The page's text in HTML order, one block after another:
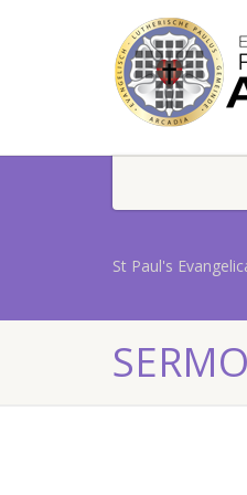
St Paul's